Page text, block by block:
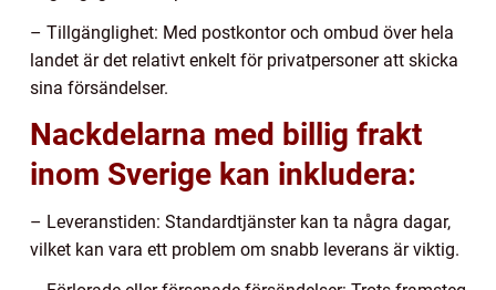
– Tillgänglighet: Med postkontor och ombud över hela
landet är det relativt enkelt för privatpersoner att skicka
sina försändelser.
Nackdelarna med billig frakt
inom Sverige kan inkludera:
– Leveranstiden: Standardtjänster kan ta några dagar,
vilket kan vara ett problem om snabb leverans är viktig.